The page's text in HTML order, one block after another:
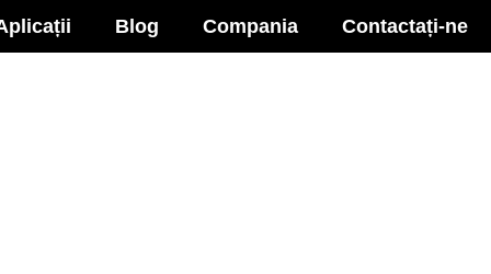
Blog Compania Contactați-ne